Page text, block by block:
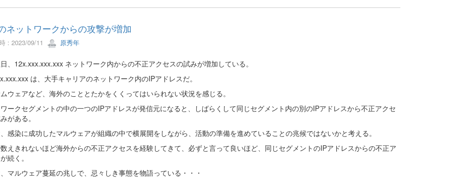
ネットワークからの攻撃が増加
: 2023/09/11 原秀年
、12x.xxx.xxx.xxx ネットワーク内からの不正アクセスの試みが増加している。
は、大手キャリアのネットワーク内のIPアドレスだ。
ウェアなど、海外のこととたかをくくってはいられない状況を感じる。
ークセグメントの中の一つのIPアドレスが発信元になると、しばらくして同じセグメント内の別のIPアドレスから不正アクセ
がある。
感染に成功したマルウェアが組織の中で横展開をしながら、活動の準備を進めていることの兆候ではないかと考える。
えきれないほど海外からの不正アクセスを経験してきて、必ずと言って良いほど、同じセグメントのIPアドレスからの不正ア
続く。
マルウェア蔓延の兆しで、忌々しき事態を物語っている・・・